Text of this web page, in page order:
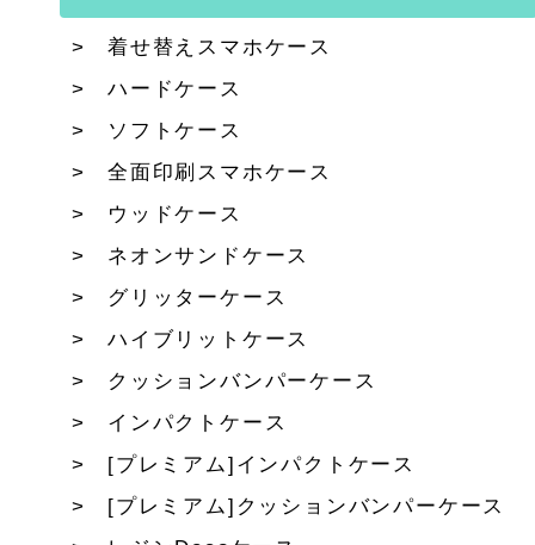
着せ替えスマホケース
ハードケース
ソフトケース
全面印刷スマホケース
ウッドケース
ネオンサンドケース
グリッターケース
ハイブリットケース
クッションバンパーケース
インパクトケース
[プレミアム]インパクトケース
[プレミアム]クッションバンパーケース